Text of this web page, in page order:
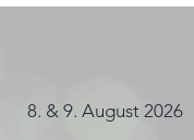
8. & 9. August 2026